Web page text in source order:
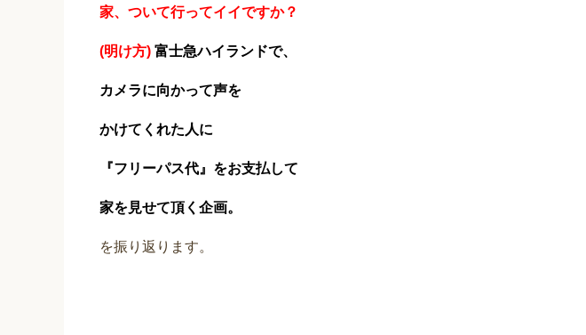
家、ついて行ってイイですか？
(明け方) 富士急ハイランドで、
カメラに向かって声を
かけてくれた人に
『フリーパス代』をお支払して
家を見せて頂く企画。
を振り返ります。